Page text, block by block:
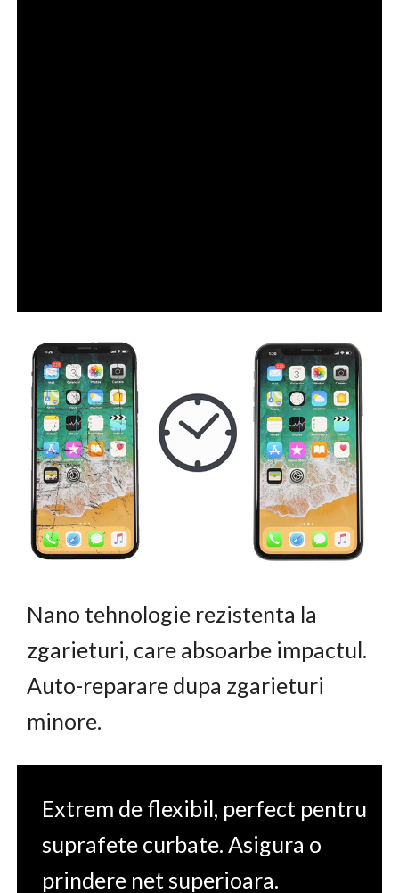
Nano tehnologie rezistenta la
zgarieturi, care absoarbe impactul.
Auto-reparare dupa zgarieturi
minore.
Extrem de flexibil, perfect pentru
suprafete curbate. Asigura o
prindere net superioara.